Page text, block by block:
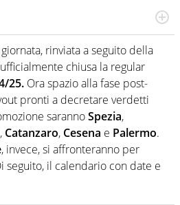
tutto lo sport: scrive di calcio
allo sguardo sull'extra campo,
risposte che il rettangolo verde
rinviata a seguito della
chiusa la regular
25. Ora spazio alla fase post-
pronti a decretare verdetti
sarannoSpezia,
, Catanzaro, Cesena e Palermo.
, invece, si affronteranno per
seguito, il calendario con date e